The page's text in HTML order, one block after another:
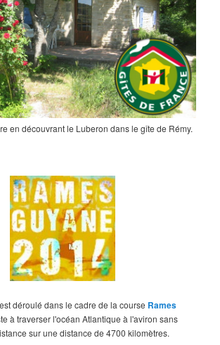
en découvrant le Luberon dans le gîte de Rémy.
déroulé dans le cadre de la course Rames
à traverser l'océan Atlantique à l'aviron sans
sur une distance de 4700 kilomètres.